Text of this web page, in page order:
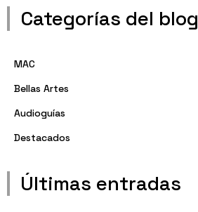
Categorías del blog
MAC
Bellas Artes
Audioguías
Destacados
Últimas entradas